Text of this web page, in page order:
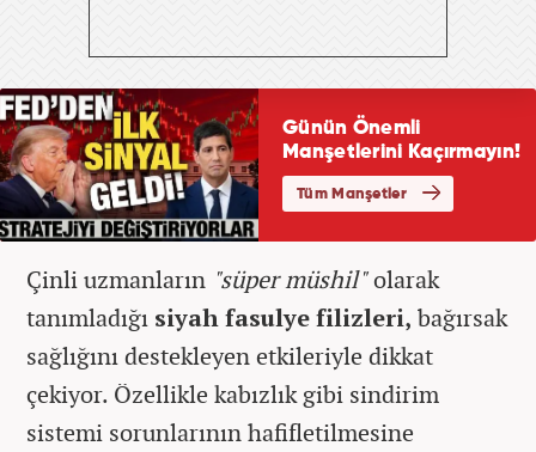
Çinli uzmanların "süper müshil"olarak
tanımladığı siyah fasulye filizleri, bağırsak
sağlığını destekleyen etkileriyle dikkat
çekiyor. Özellikle kabızlık gibi sindirim
sistemi sorunlarının hafifletilmesine